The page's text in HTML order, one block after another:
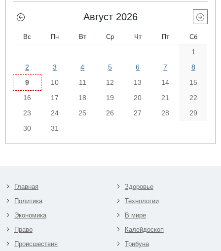
Август 2026
Вс Пн Вт Ср Чт Пт Сб
1
2
3 4 5 6 7
8
9
10 11 12 13 14
15
16
17 18 19 20 21
22
23
24 25 26 27 28
29
30
31
Главная
Политика
Экономика
Право
Происшествия
Здоровье
Технологии
В мире
Калейдоскоп
Трибуна